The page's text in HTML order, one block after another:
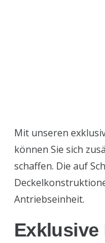
Mit unseren
können Sie sich
schaffen. Die auf
Antriebseinheit.
Exklusive